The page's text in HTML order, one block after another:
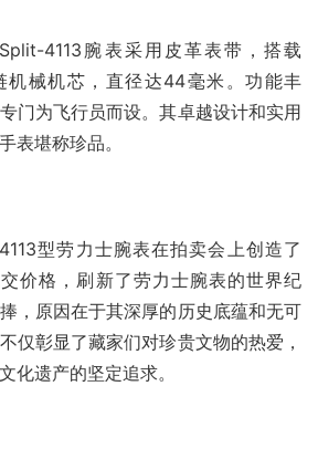
4113腕表采用皮革表带，搭载
机械机芯，直径达44毫米。功能丰
门为飞行员而设。其卓越设计和实用
表堪称珍品。
型劳力士腕表在拍卖会上创造了
价格，刷新了劳力士腕表的世界纪
，原因在于其深厚的历史底蕴和无可
仅彰显了藏家们对珍贵文物的热爱，
化遗产的坚定追求。